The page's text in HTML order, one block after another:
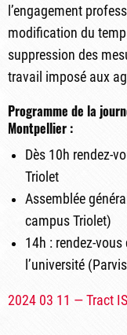
l’engagement
modification du
suppression des
travail imposé aux
Programme de la
Montpellier :
Dès 10h rendez-
Triolet
Assemblée
campus Triolet)
14h : rendez-
l’université
2024 03 11 — Tract